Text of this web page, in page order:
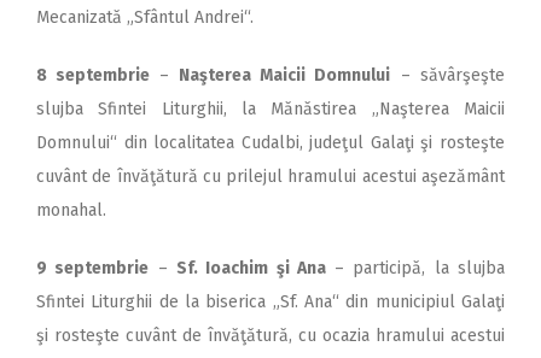
Mecanizată „Sfântul Andrei“.
8 septembrie – Naşterea Maicii Domnului – săvârşeşte
slujba Sfintei Liturghii, la Mănăstirea „Naşterea Maicii
Domnului“ din localitatea Cudalbi, judeţul Galaţi şi rosteşte
cuvânt de învăţătură cu prilejul hramului acestui aşezământ
monahal.
9 septembrie – Sf. Ioachim şi Ana– participă, la slujba
Sfintei Liturghii de la biserica „Sf. Ana“ din municipiul Galaţi
şi rosteşte cuvânt de învăţătură, cu ocazia hramului acestui